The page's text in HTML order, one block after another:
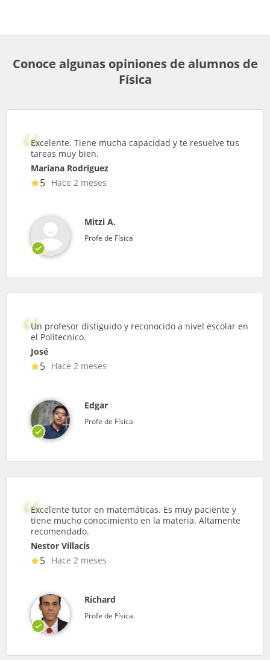
Conoce algunas opiniones de alumnos de
Física
Excelente. Tiene mucha capacidad y te resuelve tus
tareas muy bien.
Mariana Rodriguez
5 Hace 2 meses
Mitzi A.
Profe de Física
Un profesor distiguido y reconocido a nivel escolar en
el Politecnico.
José
5 Hace 2 meses
Edgar
Profe de Física
Excelente tutor en matemáticas. Es muy paciente y
tiene mucho conocimiento en la materia. Altamente
recomendado.
Nestor Villacís
5 Hace 2 meses
Richard
Profe de Física